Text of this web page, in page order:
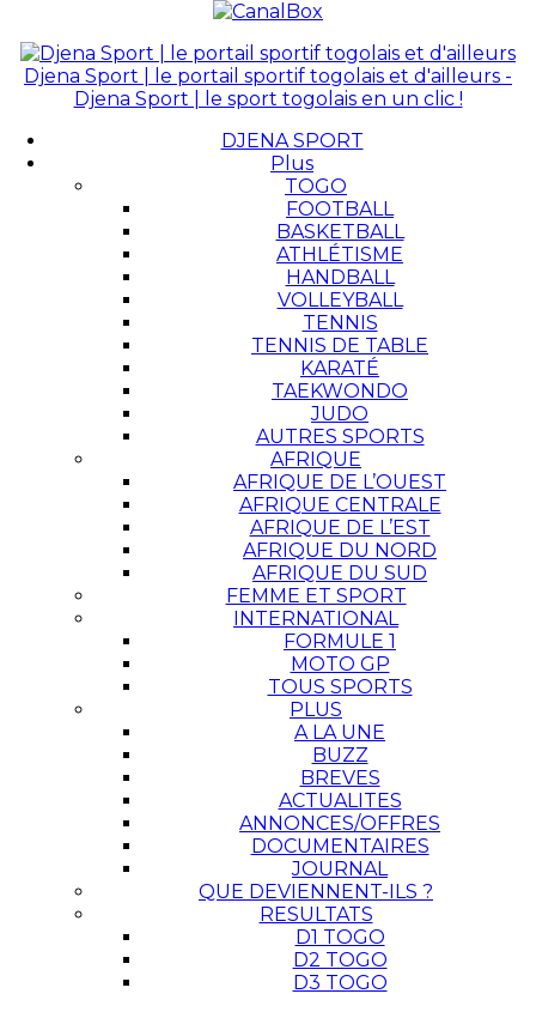
Djena Sport | le portail sportif togolais et d'ailleurs -
Djena Sport | le sport togolais en un clic !
DJENA SPORT
Plus
TOGO
FOOTBALL
BASKETBALL
ATHLÉTISME
HANDBALL
VOLLEYBALL
TENNIS
TENNIS DE TABLE
KARATÉ
TAEKWONDO
JUDO
AUTRES SPORTS
AFRIQUE
AFRIQUE DE L’OUEST
AFRIQUE CENTRALE
AFRIQUE DE L’EST
AFRIQUE DU NORD
AFRIQUE DU SUD
FEMME ET SPORT
INTERNATIONAL
FORMULE 1
MOTO GP
TOUS SPORTS
PLUS
A LA UNE
BUZZ
BREVES
ACTUALITES
ANNONCES/OFFRES
DOCUMENTAIRES
JOURNAL
QUE DEVIENNENT-ILS ?
RESULTATS
D1 TOGO
D2 TOGO
D3 TOGO